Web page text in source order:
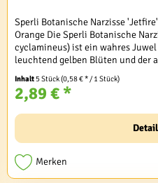
Sperli Botanische Narzisse
Orange Die Sperli Botanische
cyclamineus) ist ein wahres
leuchtend gelben Blüten und der
Inhalt 5 Stück(0,58 € * / 1 Stück)
2,89 € *
Merken